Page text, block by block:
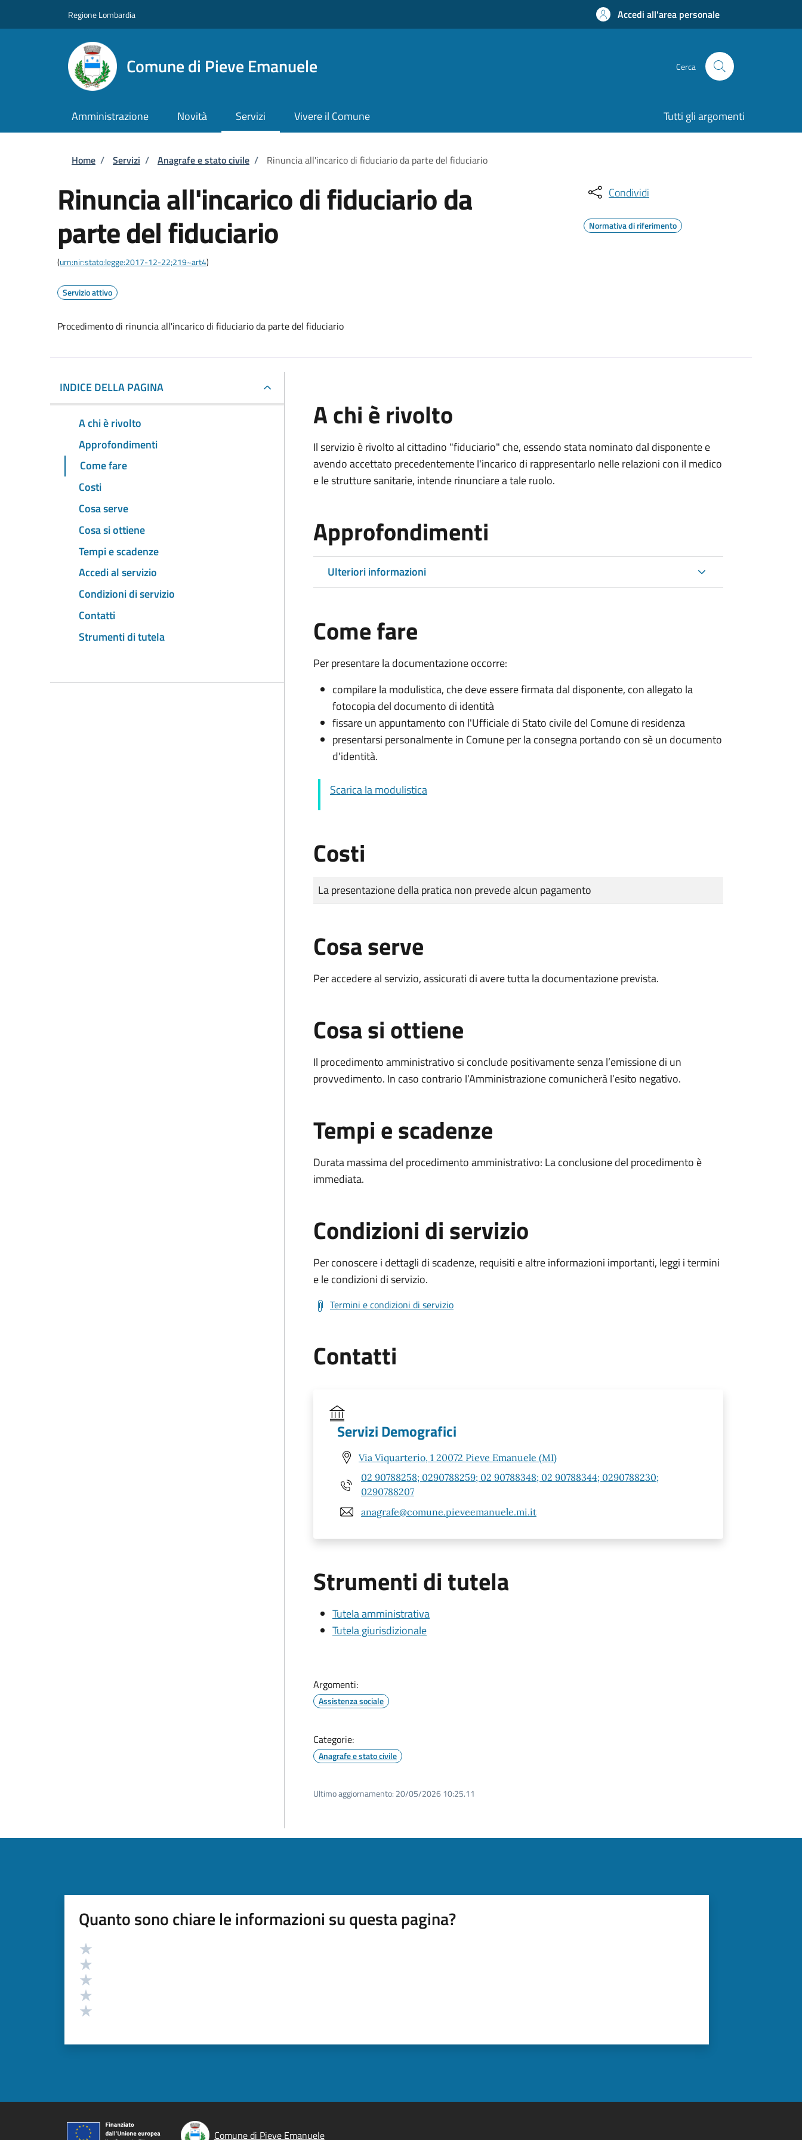
Regione Lombardia Accedi all'area personale
Comune di Pieve Emanuele Cerca
Amministrazione Novità Servizi Vivere il Comune Tutti gli argomenti
Briciole di pane
Home / Servizi / Anagrafe e stato civile / Rinuncia all'incarico di fiduciario da parte del fiduciario
Rinuncia all'incarico di fiduciario da
parte del fiduciario
(urn:nir:stato:legge:2017-12-22;219~art4)
Servizio attivo
Procedimento di rinuncia all'incarico di fiduciario da parte del fiduciario
Condividi
Normativa di riferimento
INDICE DELLA PAGINA
A chi è rivolto
Approfondimenti
Come fare
Costi
Cosa serve
Cosa si ottiene
Tempi e scadenze
Accedi al servizio
Condizioni di servizio
Contatti
Strumenti di tutela
A chi è rivolto
Il servizio è rivolto al cittadino "fiduciario" che, essendo stata nominato dal disponente e
avendo accettato precedentemente l'incarico di rappresentarlo nelle relazioni con il medico
e le strutture sanitarie, intende rinunciare a tale ruolo.
Approfondimenti
Ulteriori informazioni
Come fare
Per presentare la documentazione occorre:
compilare la modulistica, che deve essere firmata dal disponente, con allegato la
fotocopia del documento di identità
fissare un appuntamento con l'Ufficiale di Stato civile del Comune di residenza
presentarsi personalmente in Comune per la consegna portando con sè un documento
d'identità.
Scarica la modulistica
Costi
Tipo di pagamento
Importo
La presentazione della pratica non prevede alcun pagamento
Cosa serve
Per accedere al servizio, assicurati di avere tutta la documentazione prevista.
Cosa si ottiene
Il procedimento amministrativo si conclude positivamente senza l’emissione di un
provvedimento. In caso contrario l’Amministrazione comunicherà l’esito negativo.
Tempi e scadenze
Durata massima del procedimento amministrativo: La conclusione del procedimento è
immediata.
Condizioni di servizio
Per conoscere i dettagli di scadenze, requisiti e altre informazioni importanti, leggi i termini
e le condizioni di servizio.
Termini e condizioni di servizio
Contatti
Servizi Demografici
Via Viquarterio, 1 20072 Pieve Emanuele (MI)
02 90788258; 0290788259; 02 90788348; 02 90788344; 0290788230;
0290788207
anagrafe@comune.pieveemanuele.mi.it
Strumenti di tutela
Tutela amministrativa
Tutela giurisdizionale
Argomenti:
Assistenza sociale
Categorie:
Anagrafe e stato civile
Ultimo aggiornamento: 20/05/2026 10:25.11
Quanto sono chiare le informazioni su questa pagina?
Valutazione
Comune di Pieve Emanuele